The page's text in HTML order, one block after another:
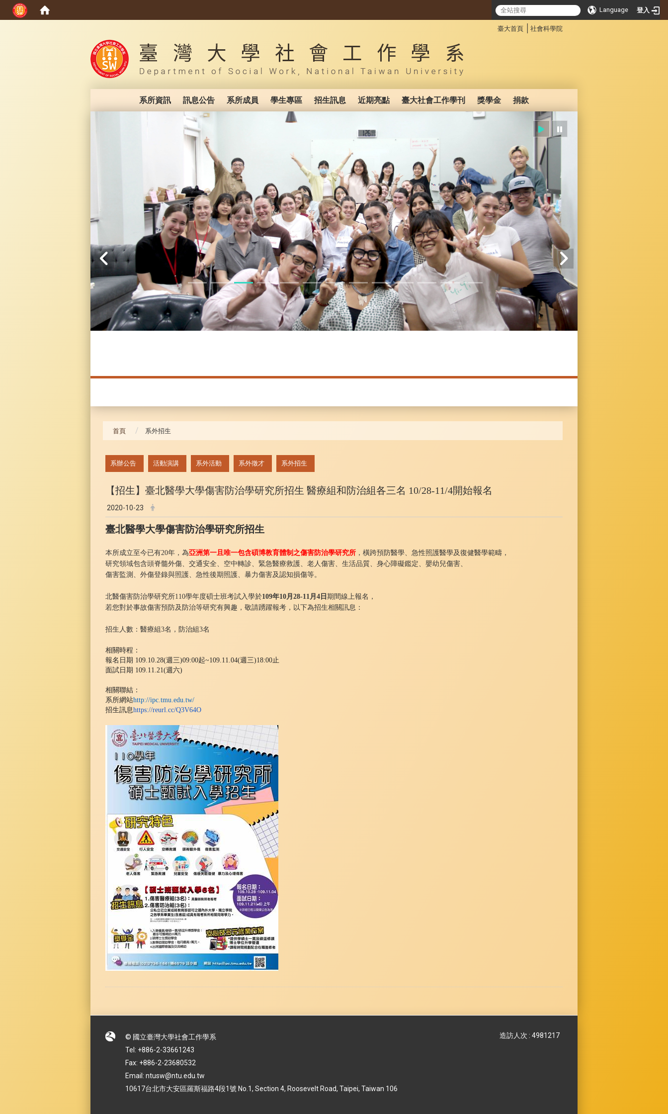
Language 登入
臺大首頁 社會科學院
系所資訊 訊息公告 系所成員 學生專區 招生訊息 近期亮點 臺大社會工作學刊 獎學金 捐款
首頁 系外招生
系辦公告 活動演講 系外活動 系外徵才 系外招生
【招生】臺北醫學大學傷害防治學研究所招生 醫療組和防治組各三名 10/28-11/4開始報名
2020-10-23
臺北醫學大學傷害防治學研究所招生
本所成立至今已有20年，為亞洲第一且唯一包含碩博教育體制之傷害防治學研究所 ，橫跨預防醫學、急性照護醫學及復健醫學範疇，
研究領域包含頭脊髓外傷、交通安全、空中轉診、緊急醫療救護、 老人傷害、生活品質、身心障礙鑑定、嬰幼兒傷害、
傷害監測、外傷登錄與照護、急性後期照護、 暴力傷害及認知損傷等。
北醫傷害防治學研究所110學年度碩士班考試入學於109年10月28-11月4日 期間線上報名，
若您對於事故傷害預防及防治等研究有興趣，敬請踴躍報考， 以下為招生相關訊息：
招生人數：醫療組3名，防治組3名
相關時程：
報名日期 109.10.28(週三)09:00起~109.11.04(週三)18:00止
面試日期 109.11.21(週六)
相關聯結：
系所網站http://ipc.tmu.edu.tw/
招生訊息https://reurl.cc/Q3V64O
© 國立臺灣大學社會工作學系
Tel: +886-2-33661243
Fax: +886-2-23680532
Email: ntusw@ntu.edu.tw
10617台北市大安區羅斯福路4段1號 No.1, Section 4, Roosevelt Road, Taipei, Taiwan 106
造訪人次 : 4981217